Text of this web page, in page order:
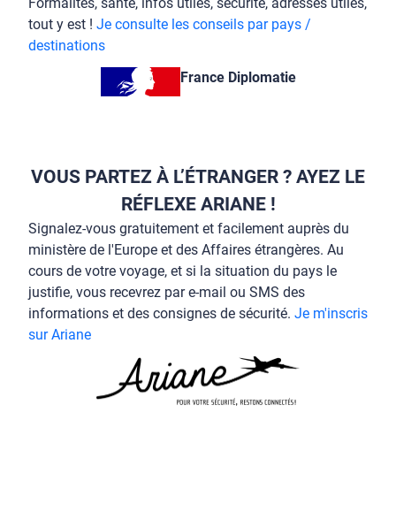
tout y est ! Je consulte les conseils par pays /
destinations
France Diplomatie
VOUS PARTEZ À L’ÉTRANGER ? AYEZ LE
RÉFLEXE ARIANE !
Signalez-vous gratuitement et facilement auprès du
ministère de l'Europe et des Affaires étrangères. Au
cours de votre voyage, et si la situation du pays le
justifie, vous recevrez par e-mail ou SMS des
informations et des consignes de sécurité. Je m'inscris
sur Ariane